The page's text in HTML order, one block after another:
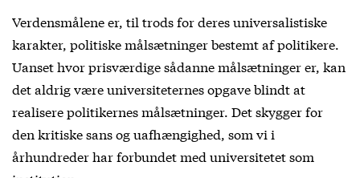
Verdensmålene er, til trods for deres universalistiske
karakter, politiske målsætninger bestemt af politikere.
Uanset hvor prisværdige sådanne målsætninger er, kan
det aldrig være universiteternes opgave blindt at
realisere politikernes målsætninger. Det skygger for
den kritiske sans og uafhængighed, som vi i
århundreder har forbundet med universitetet som